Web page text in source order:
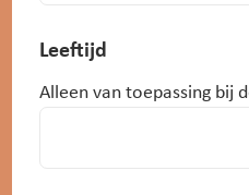
Leeftijd
Alleen van toepassing bij